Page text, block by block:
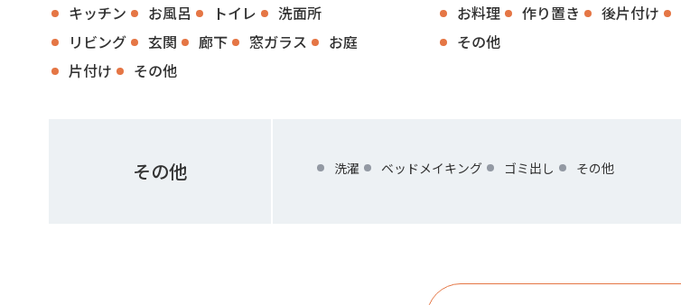
キッチン お風呂 トイレ
洗面所
リビング
玄関 廊下 窓ガラス
お庭
片付け
その他
お料理 作り置き 後片付け
その他
その他 洗濯 ベッドメイキング ゴミ出し その他